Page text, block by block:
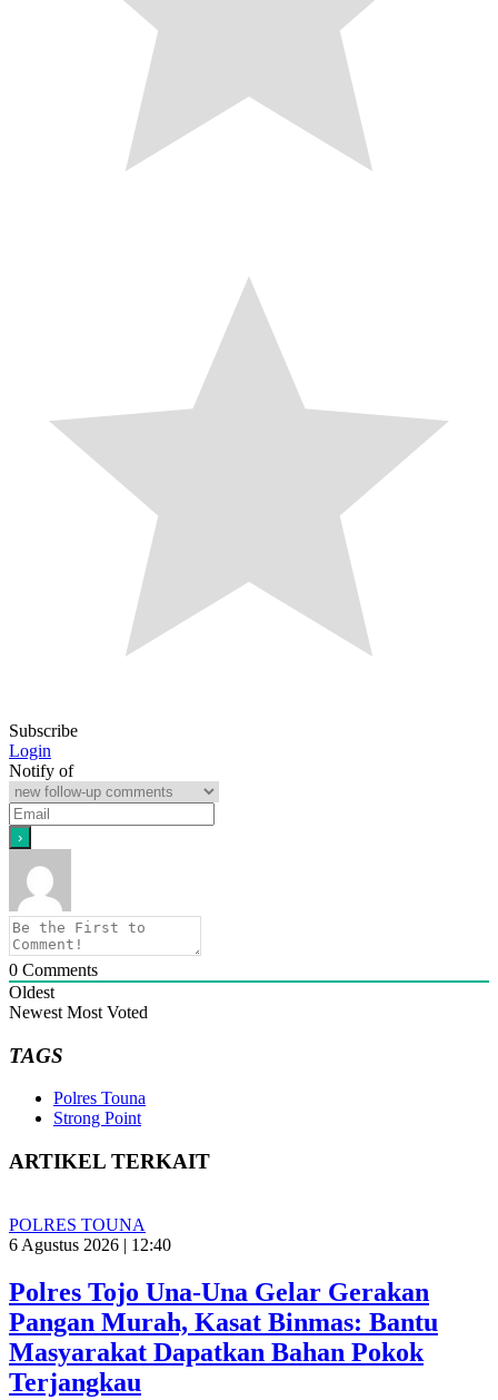
Subscribe
Login
Notify of
0 Comments
Oldest
Newest Most Voted
TAGS
Polres Touna
Strong Point
ARTIKEL TERKAIT
POLRES TOUNA
6 Agustus 2026 | 12:40
Polres Tojo Una-Una Gelar Gerakan
Pangan Murah, Kasat Binmas: Bantu
Masyarakat Dapatkan Bahan Pokok
Terjangkau